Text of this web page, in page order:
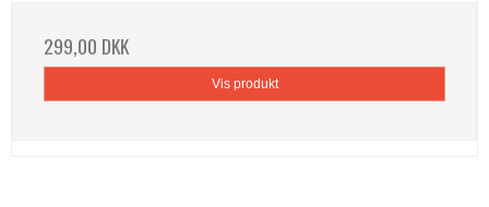
299,00 DKK
Vis produkt